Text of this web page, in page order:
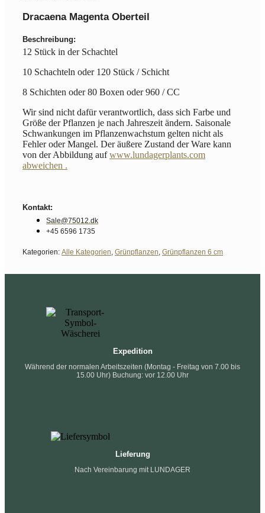
Dracaena Magenta Oberteil
Beschreibung:
12 Stück in der Schachtel
10 Schachteln oder 120 Stück / Schicht
8 Schichten oder 80 Boxen oder 960 / CC
Wir sind nicht dafür verantwortlich, dass sich Farbe und
Größe der Pflanzen je nach Jahreszeit ändern. Saisonale
Schwankungen im Pflanzenwachstum gelten nicht als
Fehler oder Mangel. Der äußere Zustand der Ware kann
von der Abbildung aufwww.lundagerplants.com
abweichen .
Kontakt:
Sale@75012.dk
+45 6596 1735
Kategorien: Alle Kategorien Grünpflanzen Grünpflanzen 6 cm
Expedition
Während der normalen Arbeitszeiten (Montag - Freitag von 7.00 bis
15.00 Uhr) Buchung: vor 12.00 Uhr
Lieferung
Nach Vereinbarung mit LUNDAGER